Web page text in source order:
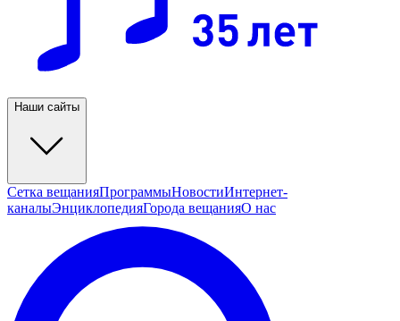
Наши сайты
Сетка вещанияПрограммыНовостиИнтернет-
каналыЭнциклопедияГорода вещанияО нас